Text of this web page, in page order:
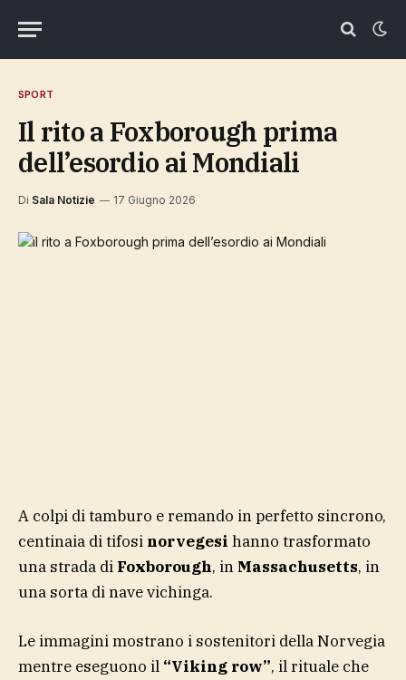
SPORT
il rito a Foxborough prima
dell’esordio ai Mondiali
Di Sala Notizie 17 Giugno 2026
A colpi di tamburo e remando in perfetto sincrono,
centinaia di tifosi norvegesi hanno trasformato
una strada di Foxborough, in Massachusetts, in
una sorta di nave vichinga.
Le immagini mostrano i sostenitori della Norvegia
mentre eseguono il “Viking row”, il rituale che